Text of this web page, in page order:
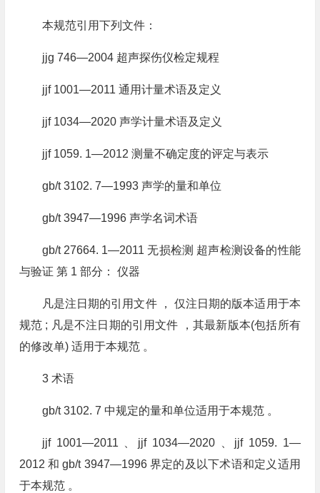
本规范引用下列文件：
jjg 746—2004 超声探伤仪检定规程
jjf 1001—2011 通用计量术语及定义
jjf 1034—2020 声学计量术语及定义
jjf 1059. 1—2012 测量不确定度的评定与表示
gb/t 3102. 7—1993 声学的量和单位
gb/t 3947—1996 声学名词术语
gb/t 27664. 1—2011 无损检测 超声检测设备的性能
与验证 第 1 部分： 仪器
凡是注日期的引用文件 ， 仅注日期的版本适用于本
规范 ; 凡是不注日期的引用文件 ，其最新版本(包括所有
的修改单) 适用于本规范 。
3 术语
gb/t 3102. 7 中规定的量和单位适用于本规范 。
jjf 1001—2011 、jjf 1034—2020 、jjf 1059. 1—
2012 和 gb/t 3947—1996 界定的及以下术语和定义适用
于本规范 。